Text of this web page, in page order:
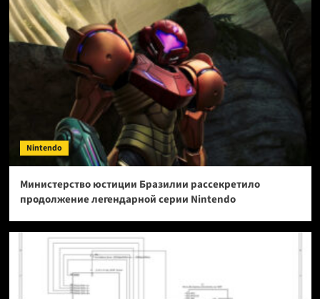
Nintendo
Министерство юстиции Бразилии рассекретило
продолжение легендарной серии Nintendo